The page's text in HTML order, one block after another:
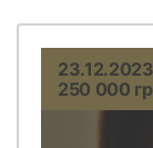
250 000